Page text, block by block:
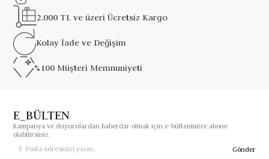
2.000 TL ve üzeriÜcretsiz Kargo
Kolay İade ve Değişim
%100 Müşteri Memnuniyeti
E_BÜLTEN
Kampanya ve duyurulardan haberdar olmak için e-bültenimize abone
olabilirsiniz.
Gönder